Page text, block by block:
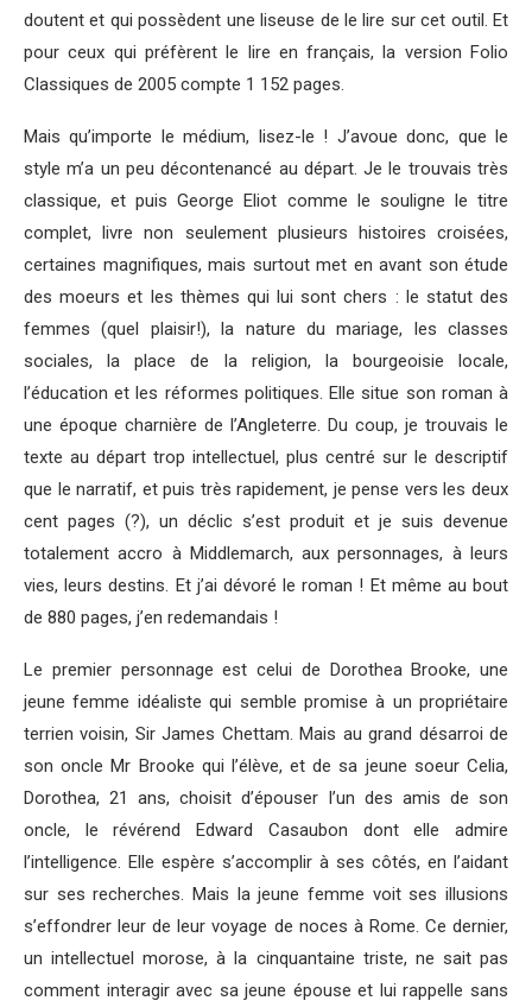
doutent et qui possèdent une liseuse de le lire sur cet outil. Et
pour ceux qui préfèrent le lire en français, la version Folio
Classiques de 2005 compte 1 152 pages.
Mais qu’importe le médium, lisez-le ! J’avoue donc, que le
style m’a un peu décontenancé au départ. Je le trouvais très
classique, et puis George Eliot comme le souligne le titre
complet, livre non seulement plusieurs histoires croisées,
certaines magnifiques, mais surtout met en avant son étude
des moeurs et les thèmes qui lui sont chers : le statut des
femmes (quel plaisir!), la nature du mariage, les classes
sociales, la place de la religion, la bourgeoisie locale,
l’éducation et les réformes politiques. Elle situe son roman à
une époque charnière de l’Angleterre. Du coup, je trouvais le
texte au départ trop intellectuel, plus centré sur le descriptif
que le narratif, et puis très rapidement, je pense vers les deux
cent pages (?), un déclic s’est produit et je suis devenue
totalement accro à Middlemarch, aux personnages, à leurs
vies, leurs destins. Et j’ai dévoré le roman ! Et même au bout
de 880 pages, j’en redemandais !
Le premier personnage est celui de Dorothea Brooke, une
jeune femme idéaliste qui semble promise à un propriétaire
terrien voisin, Sir James Chettam. Mais au grand désarroi de
son oncle Mr Brooke qui l’élève, et de sa jeune soeur Celia,
Dorothea, 21 ans, choisit d’épouser l’un des amis de son
oncle, le révérend Edward Casaubon dont elle admire
l’intelligence. Elle espère s’accomplir à ses côtés, en l’aidant
sur ses recherches. Mais la jeune femme voit ses illusions
s’effondrer leur de leur voyage de noces à Rome. Ce dernier,
un intellectuel morose, à la cinquantaine triste, ne sait pas
comment interagir avec sa jeune épouse et lui rappelle sans